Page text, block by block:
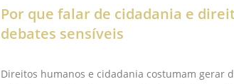
Por que falar de cidadania e
debates sensíveis
Direitos humanos e cidadania costumam gerar